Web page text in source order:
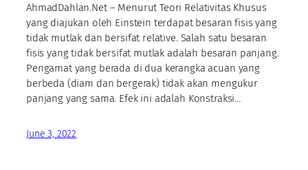
AhmadDahlan.Net – Menurut Teori Relativitas Khusus
yang diajukan oleh Einstein terdapat besaran fisis yang
tidak mutlak dan bersifat relative. Salah satu besaran
fisis yang tidak bersifat mutlak adalah besaran panjang.
Pengamat yang berada di dua kerangka acuan yang
berbeda (diam dan bergerak) tidak akan mengukur
panjang yang sama. Efek ini adalah Konstraksi…
June 3, 2022